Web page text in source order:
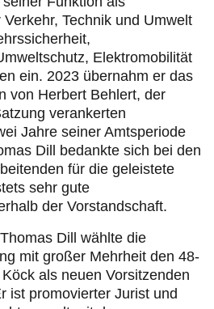
Technik und Umwelt
Elektromobilität
ein. 2023 übernahm er das
von Herbert Behlert, der
verankerten
Jahre seiner Amtsperiode
Dill bedankte sich bei den
für die geleistete
sehr gute
der Vorstandschaft.
Dill wählte die
mit großer Mehrheit den 48-
als neuen Vorsitzenden
ist promovierter Jurist und